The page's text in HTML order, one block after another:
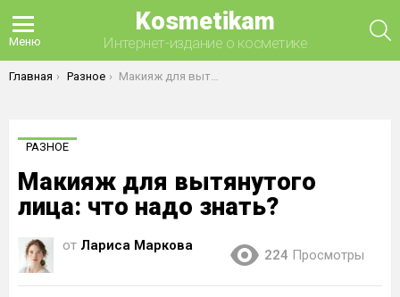
Меню
Kosmetikam
Интернет-издание о косметике
Вы здесь:
Главная Разное Макияж для вытянутого лица: что надо знать?
РАЗНОЕ
Макияж для вытянутого
лица: что надо знать?
от Лариса Маркова
224 Просмотры